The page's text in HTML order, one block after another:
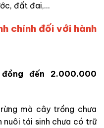
đất đai,…
chính đối với hành
đến 2.000.000
mà cây trồng chưa
nuôi tái sinh chưa có trữ